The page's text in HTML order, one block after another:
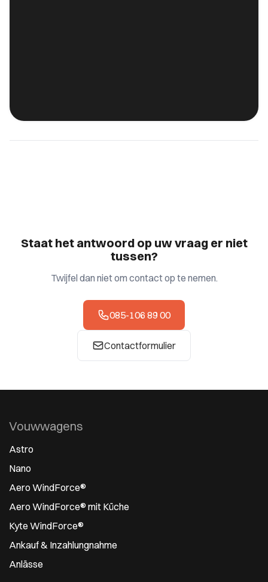
Staat het antwoord op uw vraag er niet
tussen?
Twijfel dan niet om contact op te nemen.
085-106 89 00
Contactformulier
Vouwwagens
Astro
Nano
Aero WindForce®
Aero WindForce® mit Küche
Kyte WindForce®
Ankauf & Inzahlungnahme
Anlässe